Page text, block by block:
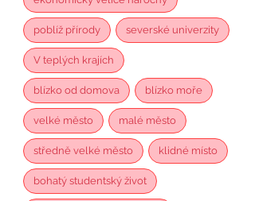
poblíž přírody severské univerzity
V teplých krajích
blízko od domova blízko moře
velké město malé město
středně velké město klidné místo
bohatý studentský život